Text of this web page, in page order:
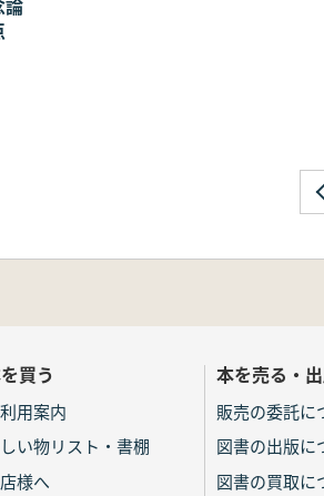
論
買う
用案内
い物リスト・書棚
様へ
本を売る・
販売の委託に
図書の出版に
図書の買取に